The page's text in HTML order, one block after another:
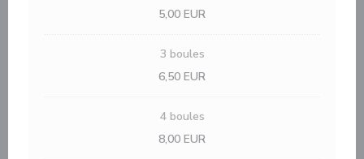
5,00 EUR
3 boules
6,50 EUR
4 boules
8,00 EUR